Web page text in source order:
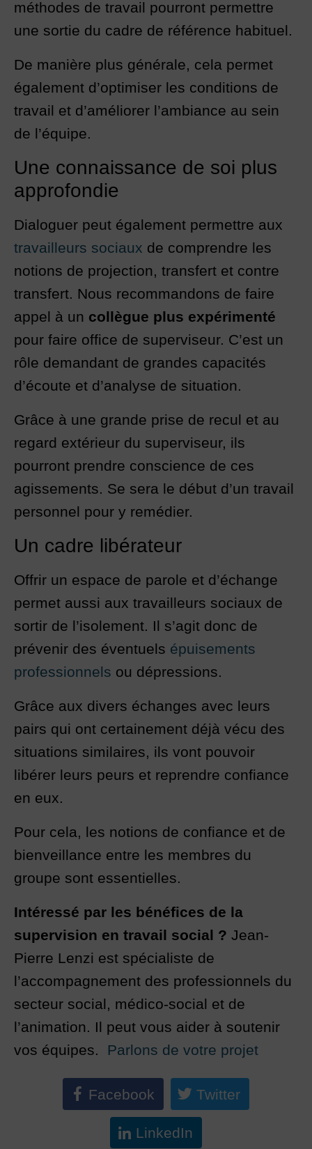
méthodes de travail pourront permettre
une sortie du cadre de référence habituel.
De manière plus générale, cela permet
également d’optimiser les conditions de
travail et d’améliorer l’ambiance au sein
de l’équipe.
Une connaissance de soi plus
approfondie
Dialoguer peut également permettre aux
travailleurs sociaux de comprendre les
notions de projection, transfert et contre
transfert. Nous recommandons de faire
appel à un collègue plus expérimenté
pour faire office de superviseur. C’est un
rôle demandant de grandes capacités
d’écoute et d’analyse de situation.
Grâce à une grande prise de recul et au
regard extérieur du superviseur, ils
pourront prendre conscience de ces
agissements. Se sera le début d’un travail
personnel pour y remédier.
Un cadre libérateur
Offrir un espace de parole et d’échange
permet aussi aux travailleurs sociaux de
sortir de l’isolement. Il s’agit donc de
prévenir des éventuels épuisements
professionnels ou dépressions.
Grâce aux divers échanges avec leurs
pairs qui ont certainement déjà vécu des
situations similaires, ils vont pouvoir
libérer leurs peurs et reprendre confiance
en eux.
Pour cela, les notions de confiance et de
bienveillance entre les membres du
groupe sont essentielles.
Intéressé par les bénéfices de la
supervision en travail social ? Jean-
Pierre Lenzi est spécialiste de
l’accompagnement des professionnels du
secteur social, médico-social et de
l’animation. Il peut vous aider à soutenir
vos équipes. Parlons de votre projet
Facebook Twitter
LinkedIn